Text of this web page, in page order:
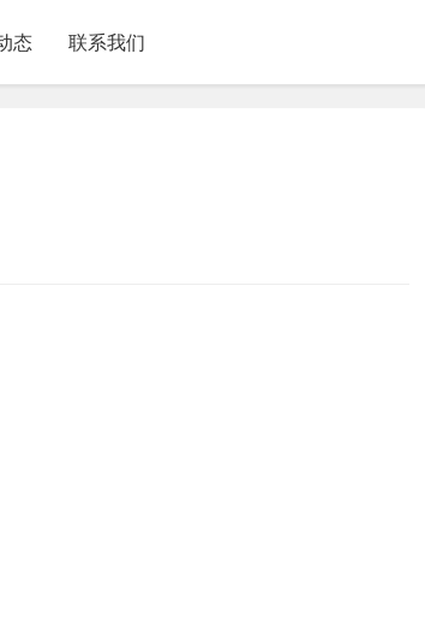
态 联系我们